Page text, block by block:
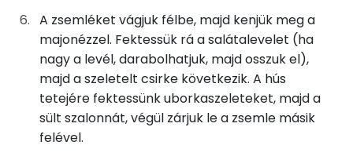
1g fokhagyma
1 kcal
0g só 0 kcal
Összesen 779 kcal
Összesen 32.3 g
Zsír
Összesen
59.6 g
Telített zsírsav
A zsemléket vágjuk félbe, majd kenjük meg a
majonézzel. Fektessük rá a salátalevelet (ha
nagy a levél, darabolhatjuk, majd osszuk el),
majd a szeletelt csirke következik. A hús
tetejére fektessünk uborkaszeleteket, majd a
sült szalonnát, végül zárjuk le a zsemle másik
felével.